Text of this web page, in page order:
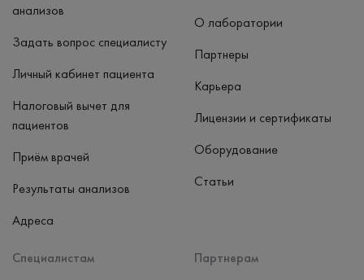
анализов
Задать вопрос специалисту
Личный кабинет пациента
Налоговый вычет для
пациентов
Приём врачей
Результаты анализов
Адреса
Специалистам
Партнерам
О лаборатории
Партнеры
Карьера
Лицензии и сертификаты
Оборудование
Статьи